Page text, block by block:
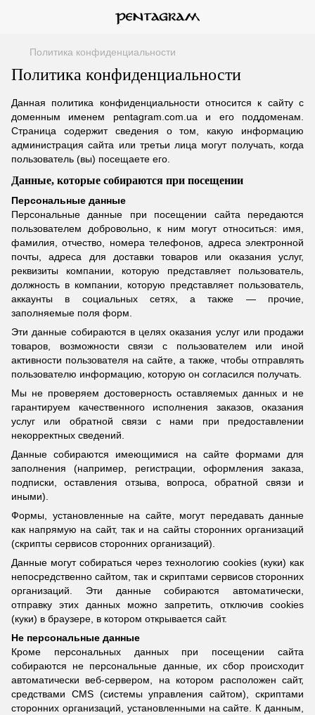
Политика конфиденциальности
Политика конфиденциальности
Данная политика конфиденциальности относится к сайту с
доменным именем pentagram.com.ua и его поддоменам.
Страница содержит сведения о том, какую информацию
администрация сайта или третьи лица могут получать, когда
пользователь (вы) посещаете его.
Данные, которые собираются при посещении
Персональные данные
Персональные данные при посещении сайта передаются
пользователем добровольно, к ним могут относиться: имя,
фамилия, отчество, номера телефонов, адреса электронной
почты, адреса для доставки товаров или оказания услуг,
реквизиты компании, которую представляет пользователь,
должность в компании, которую представляет пользователь,
аккаунты в социальных сетях, а также — прочие,
заполняемые поля форм.
Эти данные собираются в целях оказания услуг или продажи
товаров, возможности связи с пользователем или иной
активности пользователя на сайте, а также, чтобы отправлять
пользователю информацию, которую он согласился получать.
Мы не проверяем достоверность оставляемых данных и не
гарантируем качественного исполнения заказов, оказания
услуг или обратной связи с нами при предоставлении
некорректных сведений.
Данные собираются имеющимися на сайте формами для
заполнения (например, регистрации, оформления заказа,
подписки, оставления отзыва, вопроса, обратной связи и
иными).
Формы, установленные на сайте, могут передавать данные
как напрямую на сайт, так и на сайты сторонних организаций
(скрипты сервисов сторонних организаций).
Данные могут собираться через технологию cookies (куки) как
непосредственно сайтом, так и скриптами сервисов сторонних
организаций. Эти данные собираются автоматически,
отправку этих данных можно запретить, отключив cookies
(куки) в браузере, в котором открывается сайт.
Не персональные данные
Кроме персональных данных при посещении сайта
собираются не персональные данные, их сбор происходит
автоматически веб-сервером, на котором расположен сайт,
средствами CMS (системы управления сайтом), скриптами
сторонних организаций, установленными на сайте. К данным,